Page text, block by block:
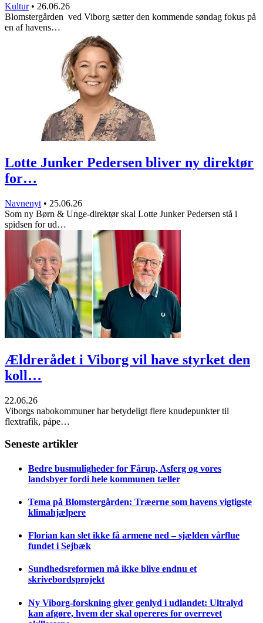
Kultur • 26.06.26
Blomstergården ved Viborg sætter den kommende søndag fokus på
en af havens…
Lotte Junker Pedersen bliver ny direktør
for…
Navnenyt • 25.06.26
Som ny Børn & Unge-direktør skal Lotte Junker Pedersen stå i
spidsen for ud…
Ældrerådet i Viborg vil have styrket den
koll…
22.06.26
Viborgs nabokommuner har betydeligt flere knudepunkter til
flextrafik, påpe…
Seneste artikler
Bedre busmuligheder for Fårup, Asferg og vores
landsbyer fordi hele kommunen tæller
Tema på Blomstergården: Træerne som havens vigtigste
klimahjælpere
Florian kan slet ikke få armene ned – sjælden vårflue
fundet i Sejbæk
Sundhedsreformen må ikke blive endnu et
skrivebordsprojekt
Ny Viborg-forskning giver genlyd i udlandet: Ultralyd
kan afgøre, hvem der skal opereres for overrevet